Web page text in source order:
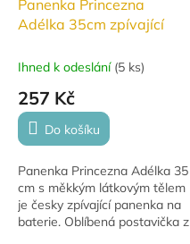
u
Panenka Princezna
Adélka 35cm zpívající
Ihned k odeslání (5 ks)
257 Kč
Do košíku
Panenka Princezna Adélka 35
cm s měkkým látkovým tělem
je česky zpívající panenka na
baterie. Oblíbená postavička z